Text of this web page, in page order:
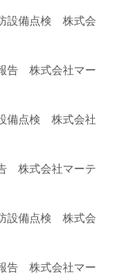
設備点検 株式会
告 株式会社マー
備点検 株式会社
株式会社マーテ
設備点検 株式会
告 株式会社マー